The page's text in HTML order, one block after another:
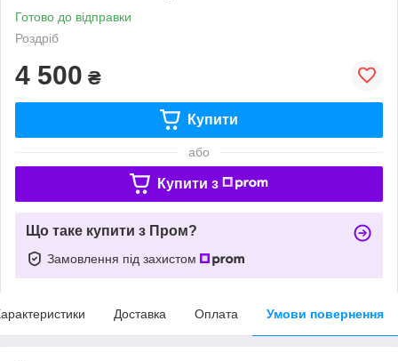
Готово до відправки
Роздріб
4 500 ₴
Купити
або
Купити з
Що таке купити з Пром?
Замовлення під захистом
Доставка Оплата Умови повернення